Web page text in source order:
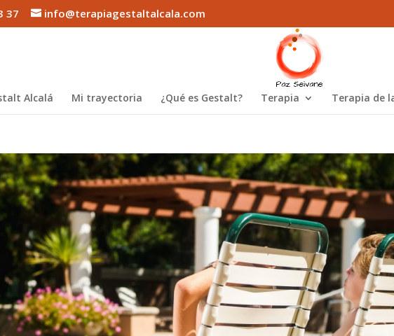
37 info@terapiagestaltalcala.com
Alcalá Mi trayectoria ¿Qué es Gestalt? Terapia Terapia de